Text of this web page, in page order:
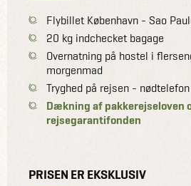
Flybillet København - Sao
20 kg indchecket bagage
Overnatning på hostel i
morgenmad
Tryghed på rejsen -
Dækning af pakkerejseloven
rejsegarantifonden
PRISEN ER EKSKLUSIV